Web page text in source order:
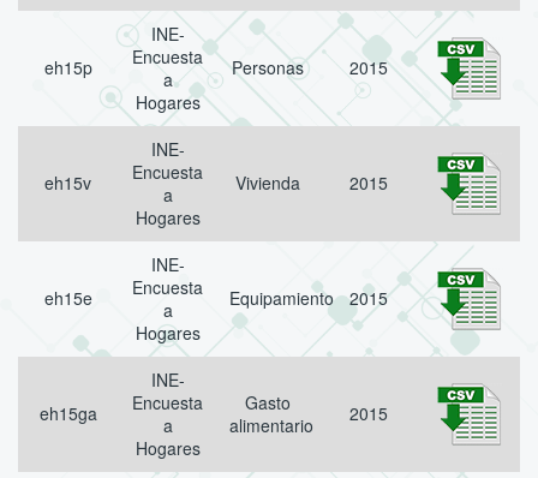
eh15p
INE-
Encuesta
a
Hogares
Personas 2015
eh15v
INE-
Encuesta
a
Hogares
Vivienda 2015
eh15e
INE-
Encuesta
a
Hogares
Equipamiento 2015
eh15ga
INE-
Encuesta
a
Hogares
Gasto
alimentario
2015